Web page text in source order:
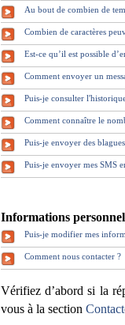
Au bout de combien de
Combien de caractères
Est-ce qu’il est possible
Comment envoyer un
Puis-je consulter
Comment connaître le
Puis-je envoyer des
Puis-je envoyer mes SMS
Informations
Puis-je modifier mes
Comment nous contacter ?
Vérifiez d’abord si la
vous à la section